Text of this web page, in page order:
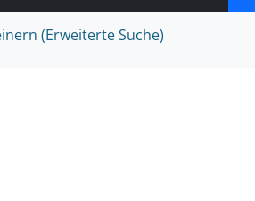
(Erweiterte Suche)